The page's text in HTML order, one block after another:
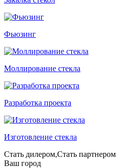
Фьюзинг
Моллирование стекла
Разработка проекта
Изготовление стекла
Стать дилером,Стать партнером
Ваш город